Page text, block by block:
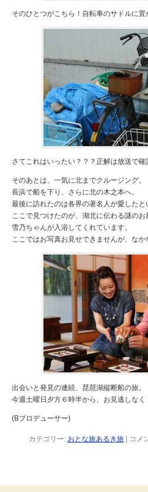
そのひとつがこちら！自転車のサドルに置
さてこれはいったい？？？正解は放送で確
そのあとは、一気に北までクルージング。
長浜で船を下り、さらに北の木之本へ。
最後に訪れたのは各界の著名人が愛したと
ここで見つけたのが、湖北に伝わる謎のお
雪乃ちゃんが入浴してくれています。
ここではお写真お見せできませんが、なか
出会いと発見の連続、琵琶湖縦断船の旅。
今週土曜日夕方６時半から、お見逃しなく
(Bプロデューサー)
カテゴリー: おとな旅あるき旅| コメ